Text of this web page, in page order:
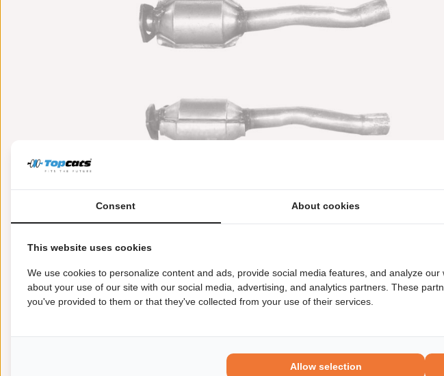
Garantie:2 jaar garantie
Enkel in combinatie met:FK90465
Consent About cookies
This website uses cookies
We use cookies to personalize content and ads, provide social media features, and analyze
about your use of our site with our social media, advertising, and analytics partners. These
you've provided to them or that they've collected from your use of their services.
Allow selection